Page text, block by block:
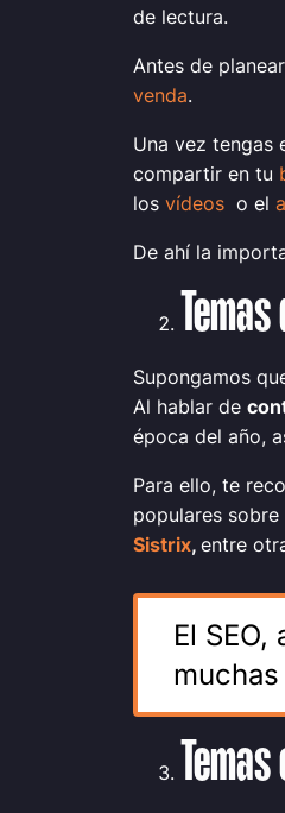
de lectura.
Antes de
venda.
Una vez tengas
compartir en tu
los vídeos o el
De ahí la
Supongamos
Al hablar de
época del año,
Para ello, te
populares
Sistrix, entre
El